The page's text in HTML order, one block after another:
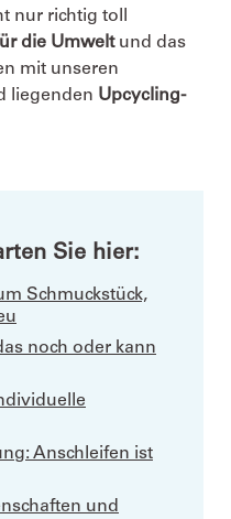
nur richtig toll
die Umweltund das
mit unseren
liegenden Upcycling-
Sie hier:
Schmuckstück,
noch oder kann
Anschleifen ist
und